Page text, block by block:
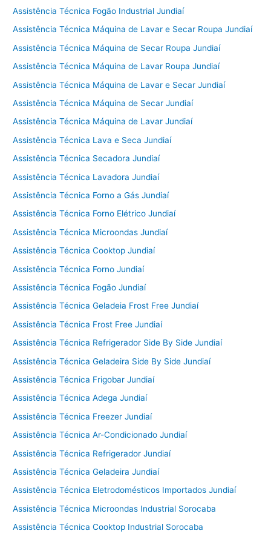
Assistência Técnica Fogão Industrial Jundiaí
Assistência Técnica Máquina de Lavar e Secar Roupa Jundiaí
Assistência Técnica Máquina de Secar Roupa Jundiaí
Assistência Técnica Máquina de Lavar Roupa Jundiaí
Assistência Técnica Máquina de Lavar e Secar Jundiaí
Assistência Técnica Máquina de Secar Jundiaí
Assistência Técnica Máquina de Lavar Jundiaí
Assistência Técnica Lava e Seca Jundiaí
Assistência Técnica Secadora Jundiaí
Assistência Técnica Lavadora Jundiaí
Assistência Técnica Forno a Gás Jundiaí
Assistência Técnica Forno Elétrico Jundiaí
Assistência Técnica Microondas Jundiaí
Assistência Técnica Cooktop Jundiaí
Assistência Técnica Forno Jundiaí
Assistência Técnica Fogão Jundiaí
Assistência Técnica Geladeia Frost Free Jundiaí
Assistência Técnica Frost Free Jundiaí
Assistência Técnica Refrigerador Side By Side Jundiaí
Assistência Técnica Geladeira Side By Side Jundiaí
Assistência Técnica Frigobar Jundiaí
Assistência Técnica Adega Jundiaí
Assistência Técnica Freezer Jundiaí
Assistência Técnica Ar-Condicionado Jundiaí
Assistência Técnica Refrigerador Jundiaí
Assistência Técnica Geladeira Jundiaí
Assistência Técnica Eletrodomésticos Importados Jundiaí
Assistência Técnica Microondas Industrial Sorocaba
Assistência Técnica Cooktop Industrial Sorocaba